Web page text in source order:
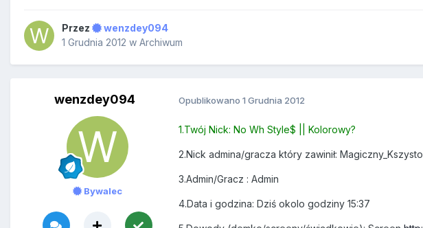
Przez
wenzdey094
1 Grudnia 2012 w Archiwum
wenzdey094
Bywalec
Opublikowano 1 Grudnia 2012
1.Twój Nick: No Wh Style$ || Kolorowy?
2.Nick admina/gracza który zawinił:
3.Admin/Gracz : Admin
4.Data i godzina: Dziś okolo godziny 15:37